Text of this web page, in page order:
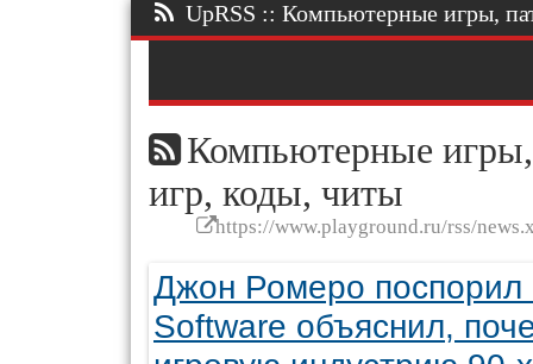
UpRSS :: Компьютерные игры,
Компьютерные
игр, коды, читы
https://www.playground.ru/rss/
Джон Ромеро поспорил
Software объяснил,